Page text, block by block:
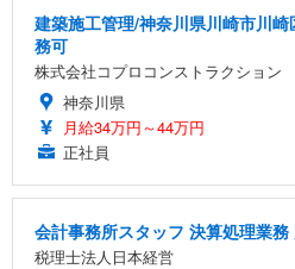
建築施工管理/神奈川県川崎市川
務可
株式会社コプロコンストラクション
神奈川県
月給34万円～44万円
正社員
会計事務所スタッフ 決算処理業
税理士法人日本経営